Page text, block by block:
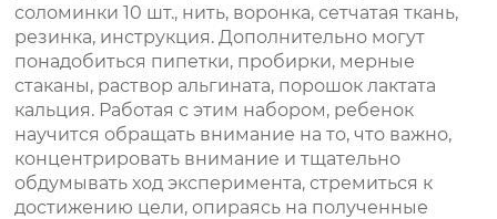
соломинки 10 шт., нить, воронка, сетчатая ткань,
резинка, инструкция. Дополнительно могут
понадобиться пипетки, пробирки, мерные
стаканы, раствор альгината, порошок лактата
кальция. Работая с этим набором, ребенок
научится обращать внимание на то, что важно,
концентрировать внимание и тщательно
обдумывать ход эксперимента, стремиться к
достижению цели, опираясь на полученные